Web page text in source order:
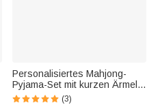
Personalisiertes Mahjong-
Pyjama-Set mit kurzen Ärmeln
und Namensaufdruck –
(3)